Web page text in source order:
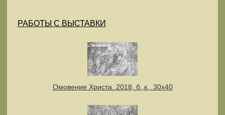
РАБОТЫ С ВЫСТАВКИ
Омовение Христа. 2018, б.,к., 30х40